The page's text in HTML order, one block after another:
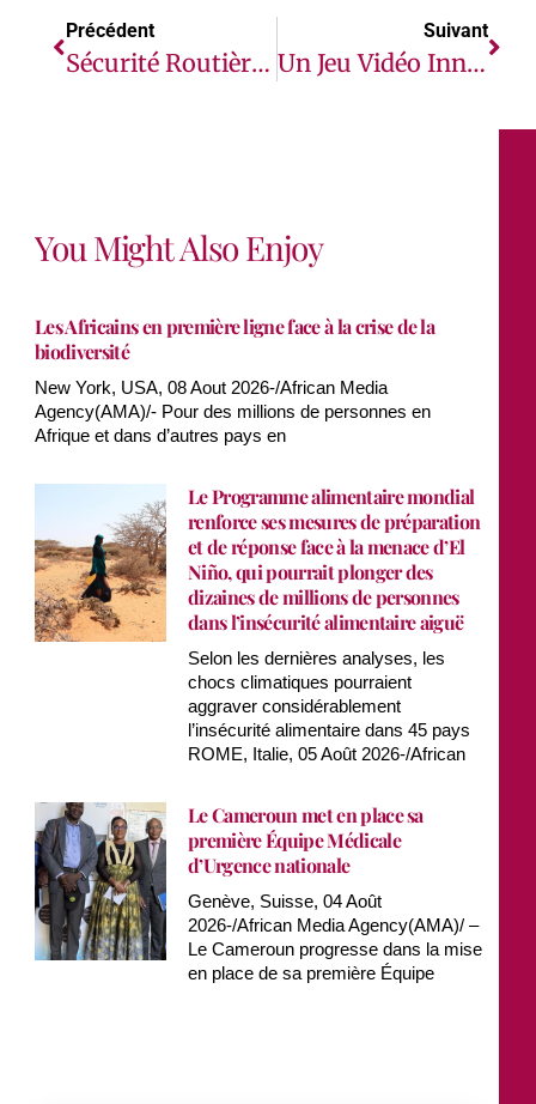
Précédent
Sécurité Routière : YANGO DELIVERY Sensibilise Les Coursiers En Partenariat Avec Le Ministère Des Transports, L’OSER Et La Croix Rouge
Suivant
Un Jeu Vidéo Innovant Donne Vie À La Technologie D’impulsion Génétique Dans La Lutte De L’Afrique Contre Le Paludisme
You Might Also Enjoy
Les Africains en première ligne face à la crise de la
biodiversité
New York, USA, 08 Aout 2026-/African Media
Agency(AMA)/- Pour des millions de personnes en
Afrique et dans d’autres pays en
Le Programme alimentaire mondial
renforce ses mesures de préparation
et de réponse face à la menace d’El
Niño, qui pourrait plonger des
dizaines de millions de personnes
dans l’insécurité alimentaire aiguë
Selon les dernières analyses, les
chocs climatiques pourraient
aggraver considérablement
l’insécurité alimentaire dans 45 pays
ROME, Italie, 05 Août 2026-/African
Le Cameroun met en place sa
première Équipe Médicale
d’Urgence nationale
Genève, Suisse, 04 Août
2026-/African Media Agency(AMA)/ –
Le Cameroun progresse dans la mise
en place de sa première Équipe